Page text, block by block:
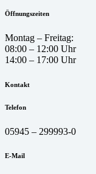
Öffnungszeiten
Montag – Freitag:
08:00 – 12:00 Uhr
14:00 – 17:00 Uhr
Kontakt
Telefon
05945 – 299993-0
E-Mail